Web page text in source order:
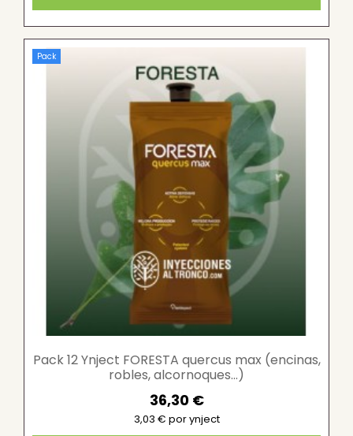
Pack
Pack 12 Ynject FORESTA quercus max (encinas,
robles, alcornoques...)
36,30 €
3,03 € por ynject